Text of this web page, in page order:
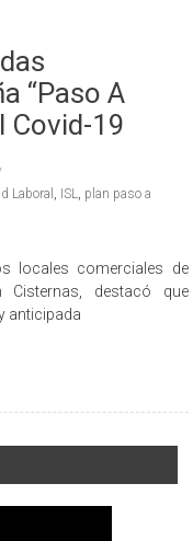
“Paso A
Covid-19
Laboral ISL
plan paso a
locales comerciales de
Cisternas, destacó que
anticipada